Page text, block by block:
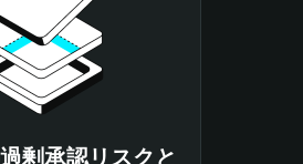
剰承認リスクと